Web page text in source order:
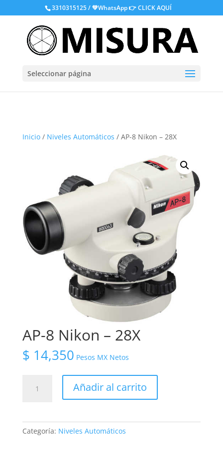
3310315125 / 💚WhatsApp👉 CLICK AQUÍ
Seleccionar página
Inicio/ Niveles Automáticos / AP-8 Nikon – 28X
AP-8 Nikon – 28X
$ 14,350 Pesos MX Netos
cantidad
Añadir al carrito
Categoría: Niveles Automáticos